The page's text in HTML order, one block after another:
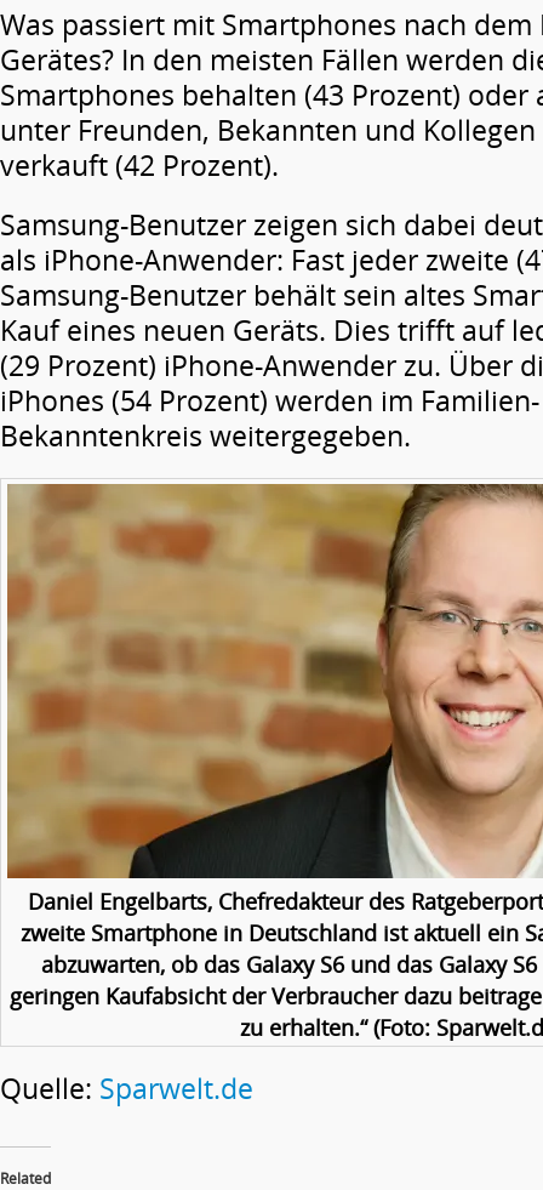
Was passiert mit Smartphones nach
Gerätes? In den meisten Fällen werden
Smartphones behalten (43 Prozent) oder
unter Freunden, Bekannten und
verkauft (42 Prozent).
Samsung-Benutzer zeigen sich dabei
als iPhone-Anwender: Fast jeder zweite
Samsung-Benutzer behält sein altes
Kauf eines neuen Geräts. Dies trifft auf
(29 Prozent) iPhone-Anwender zu. Über
iPhones (54 Prozent) werden im
Bekanntenkreis weitergegeben.
Daniel Engelbarts, Chefredakteur des
zweite Smartphone in Deutschland ist aktuell ein
abzuwarten, ob das Galaxy S6 und das Galaxy
geringen Kaufabsicht der Verbraucher dazu
zu erhalten.“ (Foto:
Quelle: Sparwelt.de
Related